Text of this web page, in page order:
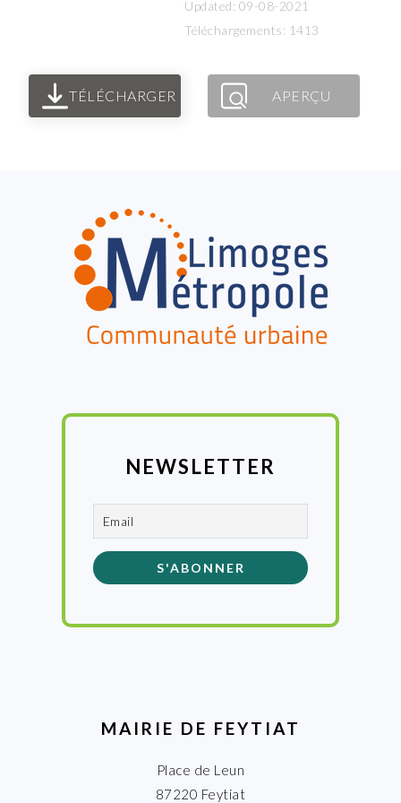
Updated: 09-08-2021
Téléchargements: 1413
TÉLÉCHARGER APERÇU
NEWSLETTER
MAIRIE DE FEYTIAT
Place de Leun
87220 Feytiat